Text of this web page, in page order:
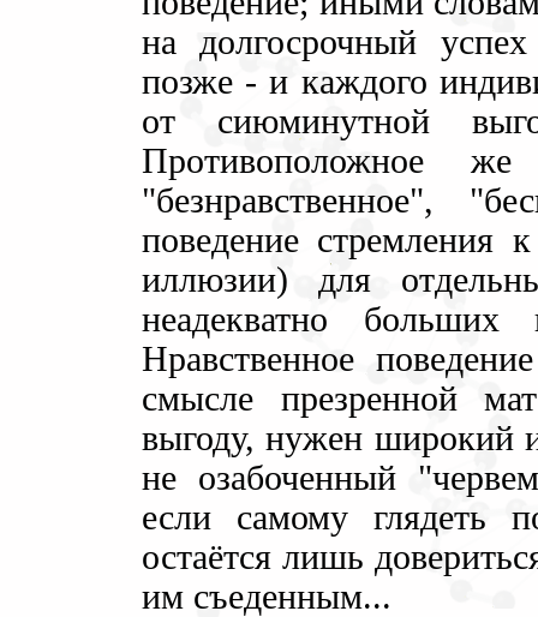
на долгосрочный
позже - и каждого
от сиюминутной
Противоположное
"безнравственное",
поведение стремления
иллюзии) для
неадекватно
Нравственное
смысле презренной
выгоду, нужен широкий
не озабоченный
если самому глядеть
остаётся лишь
им съеденным...